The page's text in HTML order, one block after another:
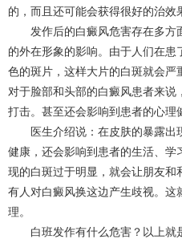
的，而且还可能会获得很好的治效
发作后的白癜风危害存在多方
的外在形象的影响。由于人们在
色的斑片，这样大片的白斑就会
对于脸部和头部的白癜风患者来
打击。甚至还会影响到患者的心理
医生介绍说：在皮肤的暴露出
健康，还会影响到患者的生活、学
现的白斑过于明显，就会让朋友和
有人对白癜风换这边产生歧视。这
理。
白班发作有什么危害？以上就